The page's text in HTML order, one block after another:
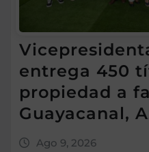
entrega 450
propiedad a
Guayacanal,
Ago 9, 2026